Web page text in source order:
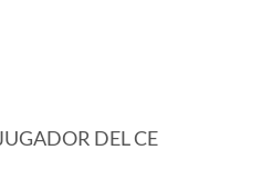
DEL CE